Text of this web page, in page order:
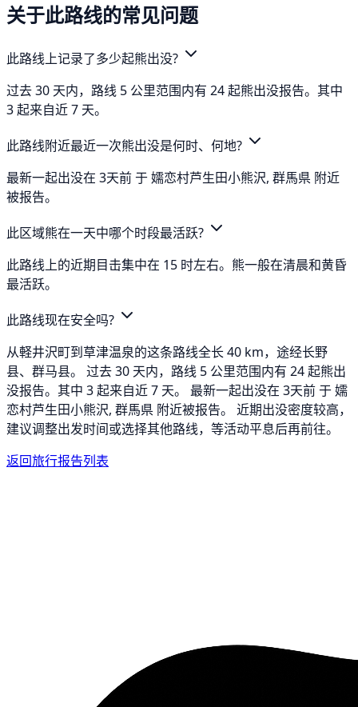
关于此路线的常见问题
此路线上记录了多少起熊出没?
过去 30 天内，路线 5 公里范围内有 24 起熊出没报告。其中
3 起来自近 7 天。
此路线附近最近一次熊出没是何时、何地?
最新一起出没在 3天前 于 嬬恋村芦生田小熊沢, 群馬県 附近
被报告。
此区域熊在一天中哪个时段最活跃?
此路线上的近期目击集中在 15 时左右。熊一般在清晨和黄昏
最活跃。
此路线现在安全吗?
从軽井沢町到草津温泉的这条路线全长 40 km，途经长野
县、群马县。 过去 30 天内，路线 5 公里范围内有 24 起熊出
没报告。其中 3 起来自近 7 天。 最新一起出没在 3天前 于 嬬
恋村芦生田小熊沢, 群馬県 附近被报告。 近期出没密度较高，
建议调整出发时间或选择其他路线，等活动平息后再前往。
返回旅行报告列表